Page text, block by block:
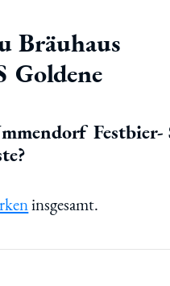
Bräuhaus
Goldene
Festbier-
insgesamt.